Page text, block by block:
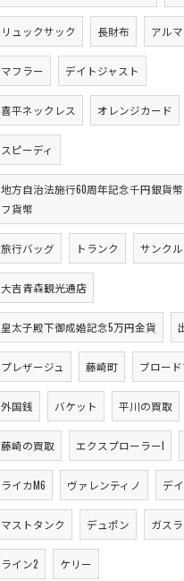
リュックサック 長財布 アルマ
マフラー デイトジャスト
喜平ネックレス オレンジカード
スピーディ
地方自治法施行60周年記念千円銀貨
フ貨幣
旅行バッグ トランク サンク
大吉青森観光通店
皇太子殿下御成婚記念5万円金貨
プレザージュ 藤崎町 ブロー
外国銭 バケット 平川の買取
藤崎の買取 エクスプローラーI
ライカM6 ヴァレンティノ デ
マストタンク デュポン ガス
ライン2 ケリー